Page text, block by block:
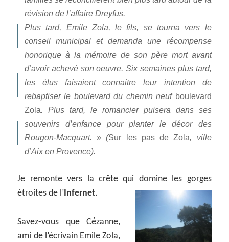
révision de l’affaire Dreyfus.
Plus tard, Emile Zola, le fils, se tourna vers le
conseil municipal et demanda une récompense
honorique à la mémoire de son père mort avant
d’avoir achevé son oeuvre. Six semaines plus tard,
les élus faisaient connaitre leur intention de
rebaptiser le boulevard du chemin neuf boulevard
Zola. Plus tard, le romancier puisera dans ses
souvenirs d’enfance pour planter le décor des
Rougon-Macquart. » (Sur les pas de Zola, ville
d’Aix en Provence).
Je remonte vers la crête qui domine les gorges
étroites de l’ Infernet.
Savez-vous que Cézanne,
ami de l’écrivain Emile Zola,